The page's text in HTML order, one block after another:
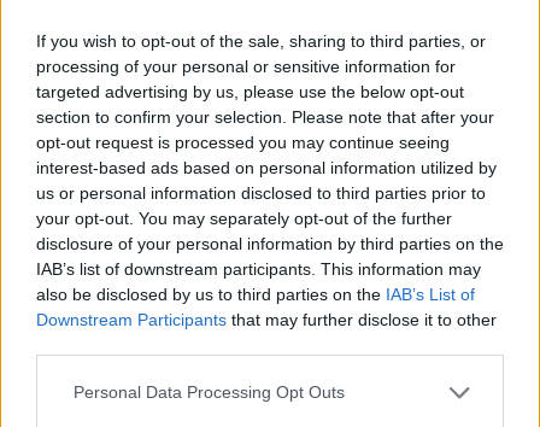
If you wish to opt-out of the sale, sharing to third parties, or
processing of your personal or sensitive information for
targeted advertising by us, please use the below opt-out
section to confirm your selection. Please note that after your
opt-out request is processed you may continue seeing
interest-based ads based on personal information utilized by
us or personal information disclosed to third parties prior to
your opt-out. You may separately opt-out of the further
disclosure of your personal information by third parties on the
IAB’s list of downstream participants. This information may
also be disclosed by us to third parties on the IAB’s List of
Downstream Participants that may further disclose it to other
Personal Data Processing Opt Outs
dolori premestruali quotidiani. Data la spesa proverò a
mantenere Nexlanon ancora per qualche mese per
leggi di più
dai opinione 0 reazioni
Nexplanon
08/12/2023 | Donna | 18
etonogestrel (68mg)
Aborto spontaneo
Quantità effetti collaterali